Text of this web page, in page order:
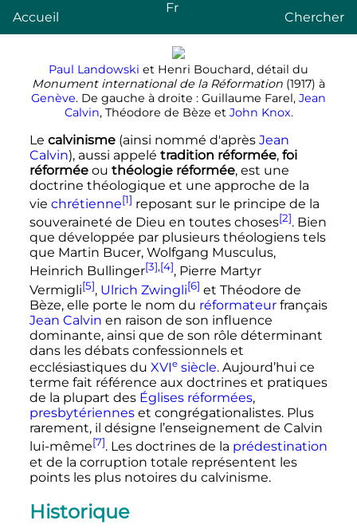
Accueil
Fr
Chercher
Paul Landowski et Henri Bouchard, détail du
Monument international de la Réformation (1917) à
Genève. De gauche à droite : Guillaume Farel, Jean
Calvin, Théodore de Bèze et John Knox.
Le calvinisme(ainsi nommé d'après Jean
Calvin), aussi appelé tradition réformée, foi
réforméeou théologie réformée, est une
doctrine théologique et une approche de la
vie chrétienne[1] reposant sur le principe de la
souveraineté de Dieu en toutes choses[2]. Bien
que développée par plusieurs théologiens tels
que Martin Bucer, Wolfgang Musculus,
Heinrich Bullinger[3],[4], Pierre Martyr
Vermigli[5], Ulrich Zwingli[6] et Théodore de
Bèze, elle porte le nom du réformateurfrançais
Jean Calvin en raison de son influence
dominante, ainsi que de son rôle déterminant
dans les débats confessionnels et
ecclésiastiques du XVIesiècle. Aujourd’hui ce
terme fait référence aux doctrines et pratiques
de la plupart des Églises réformées,
presbytérienneset congrégationalistes. Plus
rarement, il désigne l’enseignement de Calvin
lui-même[7]. Les doctrines de la prédestination
et de la corruption totale représentent les
points les plus notoires du calvinisme.
Historique